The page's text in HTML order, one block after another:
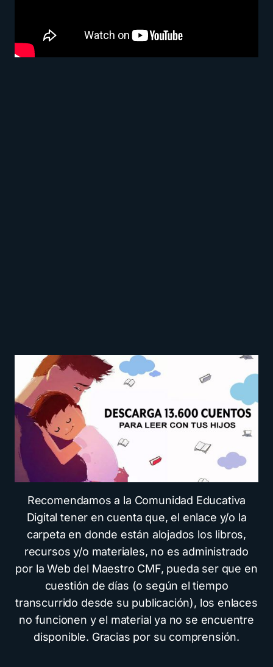
Recomendamos a la Comunidad Educativa
Digital tener en cuenta que, el enlace y/o la
carpeta en donde están alojados los libros,
recursos y/o materiales, no es administrado
por la Web del Maestro CMF, pueda ser que en
cuestión de días (o según el tiempo
transcurrido desde su publicación), los enlaces
no funcionen y el material ya no se encuentre
disponible. Gracias por su comprensión.